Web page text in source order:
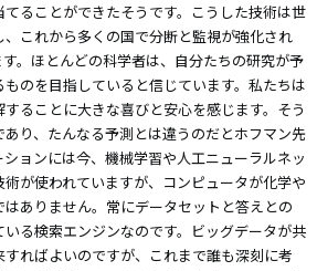
ることができたそうです。こうした技術は世
これから多くの国で分断と監視が強化され
。ほとんどの科学者は、自分たちの研究が予
のを目指していると信じています。私たちは
ることに大きな喜びと安心を感じます。そう
り、たんなる予測とは違うのだとホフマン先
ョンには今、機械学習や人工ニューラルネッ
術が使われていますが、コンピュータが化学や
ありません。常にデータセットと答えとの
る検索エンジンなのです。ビッグデータが共
ればよいのですが、これまで誰も深刻に考